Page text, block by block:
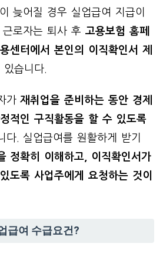
늦어질 경우 실업급여 지급이
로자는 퇴사 후 고용보험 홈페
센터에서 본인의 이직확인서 제
습니다.
가 재취업을 준비하는 동안 경제
적인 구직활동을 할 수 있도록
다. 실업급여를 원활하게 받기
정확히 이해하고, 이직확인서가
도록 사업주에게 요청하는 것이
급여 수급요건?